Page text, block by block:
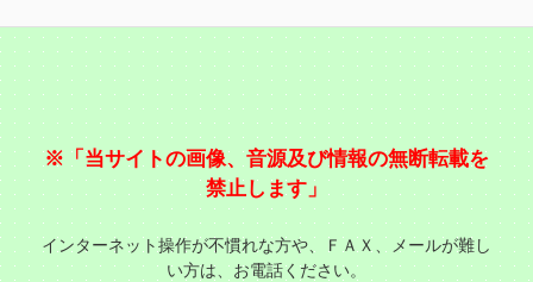
※「当サイトの画像、音源及び情報の無断転載を
禁止します」
インターネット操作が不慣れな方や、ＦＡＸ、メールが難し
い方は、お電話ください。